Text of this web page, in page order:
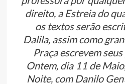
direito, a Estreia do
os textos serão
Dalila, assim como
Praça escrevem
Ontem, dia 11 de
Noite, com Danilo